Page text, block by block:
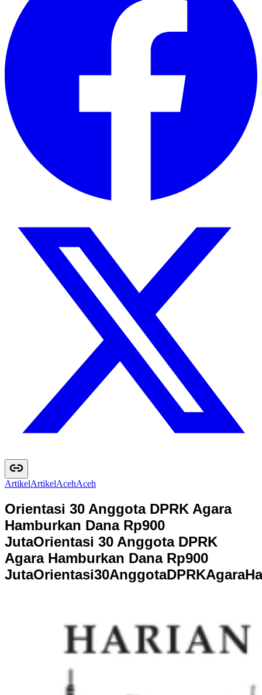
ArtikelArtikelAcehAceh
Orientasi 30 Anggota DPRK Agara
Hamburkan Dana Rp900
JutaOrientasi 30 Anggota DPRK
Agara Hamburkan Dana Rp900
JutaOrientasi30AnggotaDPRKAgaraHa